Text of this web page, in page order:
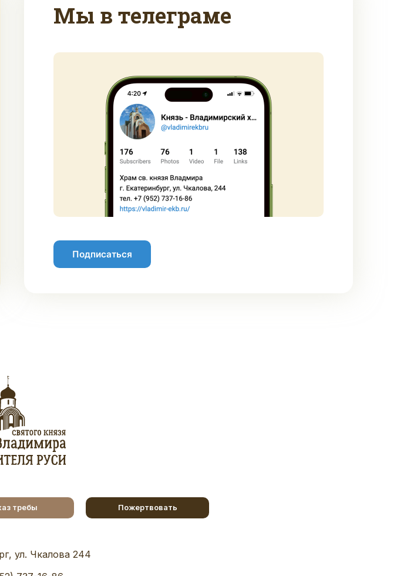
Мы в телеграме
Подписаться
требы Пожертвовать
ул. Чкалова 244